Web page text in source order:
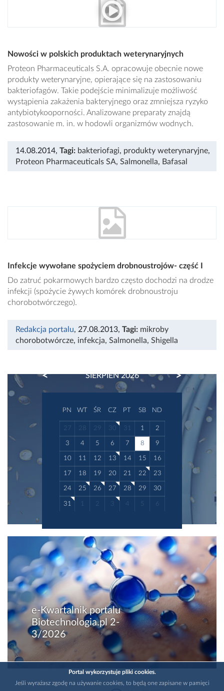
Nowości w polskich produktach weterynaryjnych
Proteon Pharmaceuticals S.A. opracowuje obecnie nowe
produkty weterynaryjne, opierające się na zastosowaniu
bakteriofagów. Takie podejście minimalizuje możliwość
wystąpienia zakażenia bakteryjnego oraz zmniejsza ryzyko
antybiotykooporności. Analizowane preparaty znajdą
zastosowanie m. in. w hodowli organizmów wodnych.
14.08.2014, Tagi: bakteriofagi, produkty weterynaryjne,
Proteon Pharmaceuticals SA, Salmonella, Bafasal
Infekcje wywołane spożyciem drobnoustrojów- część I
Do zatruć pokarmowych bardzo często dochodzi na drodze
infekcji (spożycie żywych komórek drobnoustroju
chorobotwórczego).
Redakcja portalu, 27.08.2013, Tagi: mikroby
chorobotwórcze, infekcja, Salmonella, Shigella
SIERPIEŃ 2026
PREVIOUS NEXT
PN WT ŚR CZ PT SB ND
27 28 29 30 31 1 2
3 4 5 6 7 8 9
10 11 12 13 14 15 16
17 18 19 20 21 22 23
24 25 26 27 28 29 30
31 1 2 3 4 5 6
e-Kwartalnik portalu
Biotechnologia.pl 2-
3/2026
Portal wykorzystuje pliki cookies.
Jeśli wyrażasz zgodę na używanie cookies, to będą one zapisane w pamięci